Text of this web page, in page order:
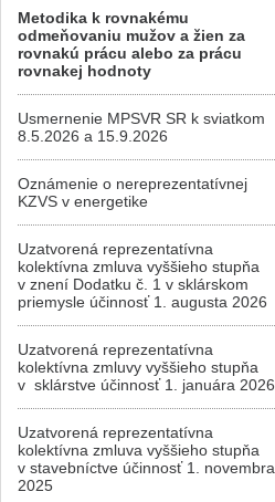
Metodika k rovnakému
odmeňovaniu mužov a žien za
rovnakú prácu alebo za prácu
rovnakej hodnoty
Usmernenie MPSVR SR k sviatkom
8.5.2026 a 15.9.2026
Oznámenie o nereprezentatívnej
KZVS v energetike
Uzatvorená reprezentatívna
kolektívna zmluva vyššieho stupňa
v znení Dodatku č. 1 v sklárskom
priemysle účinnosť 1. augusta 2026
Uzatvorená reprezentatívna
kolektívna zmluvy vyššieho stupňa
v sklárstve účinnosť 1. januára 2026
Uzatvorená reprezentatívna
kolektívna zmluva vyššieho stupňa
v stavebníctve účinnosť 1. novembra
2025